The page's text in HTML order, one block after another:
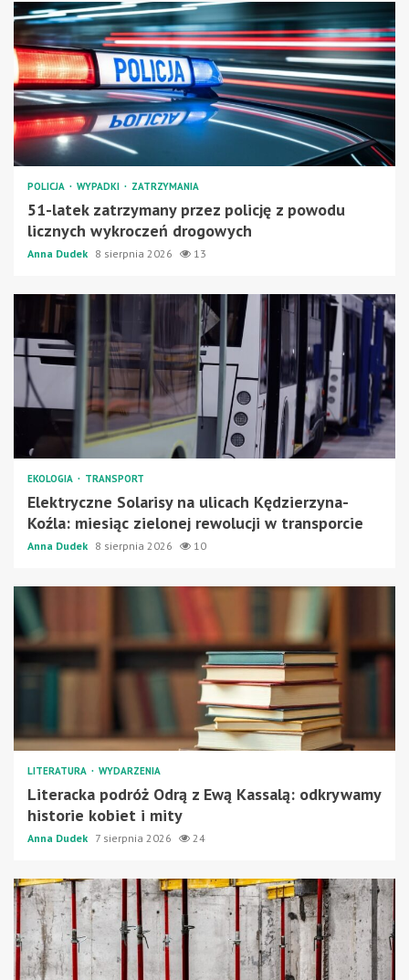
POLICJA WYPADKI ZATRZYMANIA
51-latek zatrzymany przez policję z powodu
licznych wykroczeń drogowych
Anna Dudek 8 sierpnia 2026 13
EKOLOGIA TRANSPORT
Elektryczne Solarisy na ulicach Kędzierzyna-
Koźla: miesiąc zielonej rewolucji w transporcie
Anna Dudek 8 sierpnia 2026 10
LITERATURA WYDARZENIA
Literacka podróż Odrą z Ewą Kassalą: odkrywamy
historie kobiet i mity
Anna Dudek 7 sierpnia 2026 24